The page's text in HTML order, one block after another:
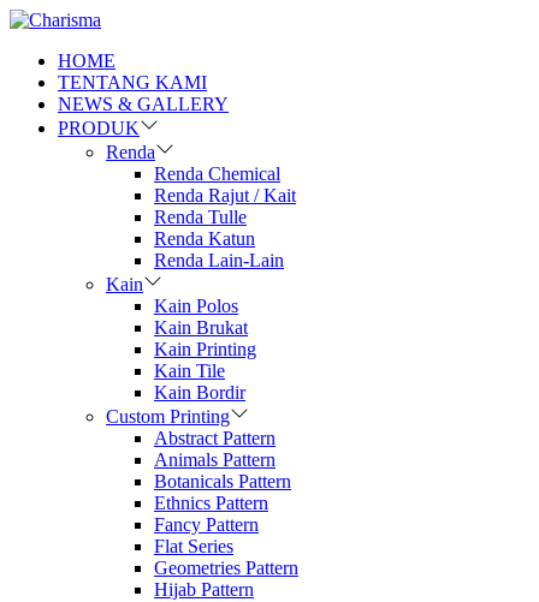
HOME
TENTANG KAMI
NEWS & GALLERY
PRODUK
Renda
Renda Chemical
Renda Rajut / Kait
Renda Tulle
Renda Katun
Renda Lain-Lain
Kain
Kain Polos
Kain Brukat
Kain Printing
Kain Tile
Kain Bordir
Custom Printing
Abstract Pattern
Animals Pattern
Botanicals Pattern
Ethnics Pattern
Fancy Pattern
Flat Series
Geometries Pattern
Hijab Pattern